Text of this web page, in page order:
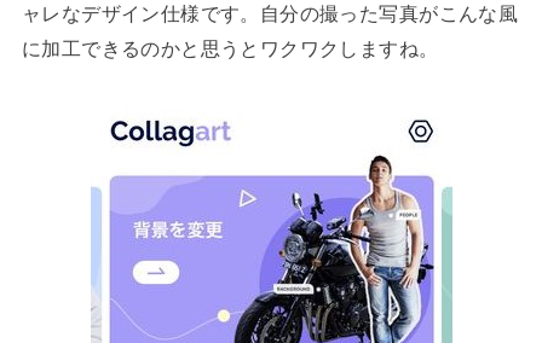
ャレなデザイン仕様です。自分の撮った写真がこんな風
に加工できるのかと思うとワクワクしますね。